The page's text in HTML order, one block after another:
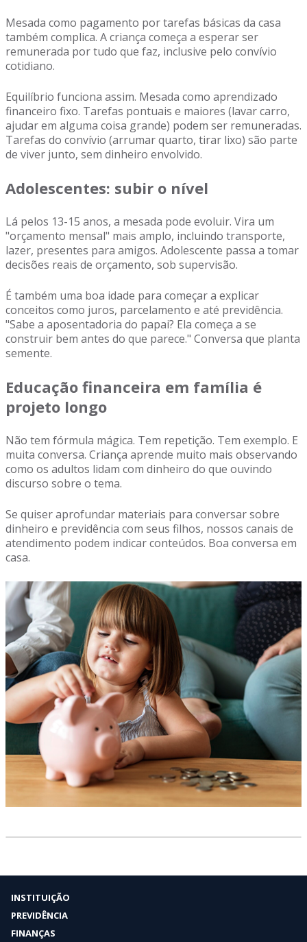
Mesada como pagamento por tarefas básicas da casa
também complica. A criança começa a esperar ser
remunerada por tudo que faz, inclusive pelo convívio
cotidiano.
Equilíbrio funciona assim. Mesada como aprendizado
financeiro fixo. Tarefas pontuais e maiores (lavar carro,
ajudar em alguma coisa grande) podem ser remuneradas.
Tarefas do convívio (arrumar quarto, tirar lixo) são parte
de viver junto, sem dinheiro envolvido.
Adolescentes: subir o nível
Lá pelos 13-15 anos, a mesada pode evoluir. Vira um
"orçamento mensal" mais amplo, incluindo transporte,
lazer, presentes para amigos. Adolescente passa a tomar
decisões reais de orçamento, sob supervisão.
É também uma boa idade para começar a explicar
conceitos como juros, parcelamento e até previdência.
"Sabe a aposentadoria do papai? Ela começa a se
construir bem antes do que parece." Conversa que planta
semente.
Educação financeira em família é
projeto longo
Não tem fórmula mágica. Tem repetição. Tem exemplo. E
muita conversa. Criança aprende muito mais observando
como os adultos lidam com dinheiro do que ouvindo
discurso sobre o tema.
Se quiser aprofundar materiais para conversar sobre
dinheiro e previdência com seus filhos, nossos canais de
atendimento podem indicar conteúdos. Boa conversa em
casa.
INSTITUIÇÃO
PREVIDÊNCIA
FINANÇAS